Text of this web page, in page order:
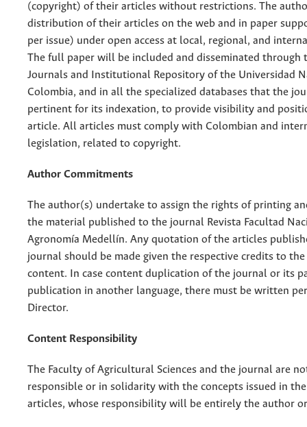
(copyright) of their articles without restrictions. The
distribution of their articles on the web and in paper
per issue) under open access at local, regional, and
The full paper will be included and disseminated through
Journals and Institutional Repository of the Universidad
Colombia, and in all the specialized databases that the
pertinent for its indexation, to provide visibility and
article. All articles must comply with Colombian and
legislation, related to copyright.
Author Commitments
The author(s) undertake to assign the rights of printing
the material published to the journal Revista Facultad
Agronomía Medellín. Any quotation of the articles
journal should be made given the respective credits to
content. In case content duplication of the journal or its
publication in another language, there must be written
Director.
Content Responsibility
The Faculty of Agricultural Sciences and the journal are
responsible or in solidarity with the concepts issued in
articles, whose responsibility will be entirely the author